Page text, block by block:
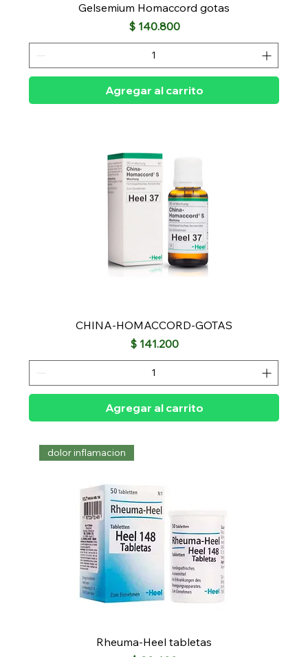
Gelsemium Homaccord gotas
Precio
$ 140.800
Agregar al carrito
CHINA-HOMACCORD-GOTAS
Precio
$ 141.200
Agregar al carrito
dolor inflamacion
Rheuma-Heel tabletas